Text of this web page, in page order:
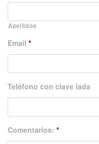
Apellidos
Email *
Teléfono con clave lada
Comentarios: *